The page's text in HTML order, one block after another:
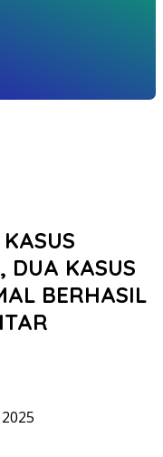
DUA KASUS
BERHASIL